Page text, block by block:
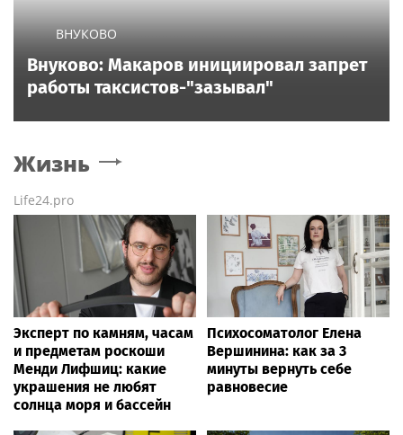
ВНУКОВО
Внуково: Макаров инициировал запрет
работы таксистов-"зазывал"
Жизнь
Life24.pro
Эксперт по камням, часам
и предметам роскоши
Менди Лифшиц: какие
украшения не любят
солнца моря и бассейн
Психосоматолог Елена
Вершинина: как за 3
минуты вернуть себе
равновесие